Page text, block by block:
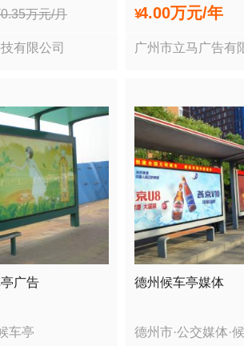
0.35万元/月
有限公司
¥4.00万元/年
广州市立马广告有
广告
车亭
德州候车亭媒体
德州市·公交媒体·